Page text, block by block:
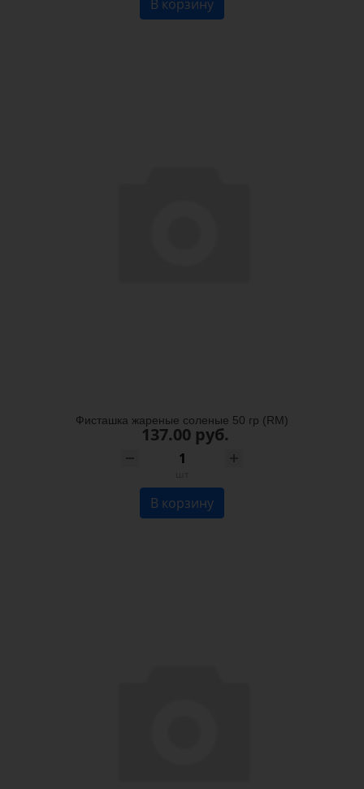
В корзину
Фисташка жареные соленые 50 гр (RM)
137.00 руб.
В корзину